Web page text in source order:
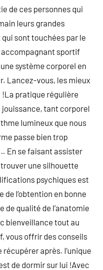
de ces personnes qui
leurs grandes
sont touchées par le
sportif
système corporel en
Lancez-vous, les mieux
pratique régulière
jouissance, tant corporel
lumineux que nous
passe bien trop
En se faisant assister
une silhouette
psychiques est
de l’obtention en bonne
de qualité de l’anatomie
bienveillance tout au
vous offrir des conseils
après. l’unique
de dormir sur lui !Avec